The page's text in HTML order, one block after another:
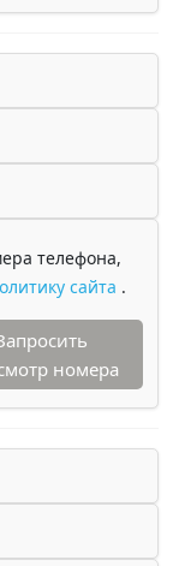
телефона,
сайта .
номера